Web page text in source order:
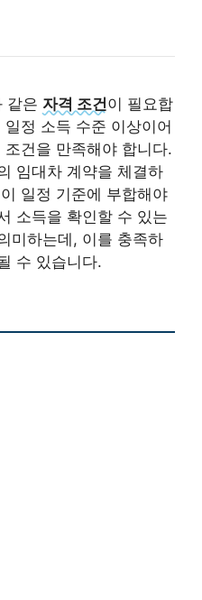
같은 자격 조건이 필요합
정 소득 수준 이상이어
건을 만족해야 합니다.
임대차 계약을 체결하
일정 기준에 부합해야
소득을 확인할 수 있는
미하는데, 이를 충족하
수 있습니다.